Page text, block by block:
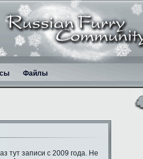
Файлы
тут записи с 2009 года. Не